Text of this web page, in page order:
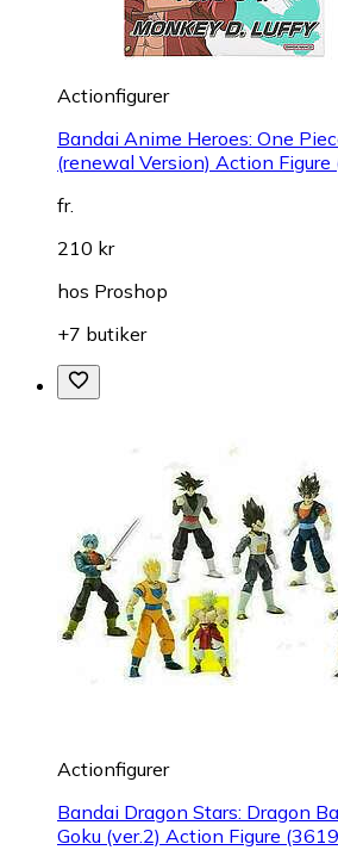
Actionfigurer
Bandai Anime Heroes: One
(renewal Version) Action Figure
fr.
210 kr
hos Proshop
+7 butiker
Actionfigurer
Bandai Dragon Stars: Dragon
Goku (ver.2) Action Figure